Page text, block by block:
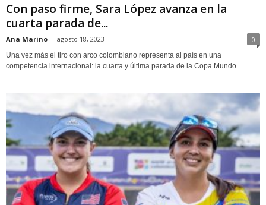
Con paso firme, Sara López avanza en la
cuarta parada de...
Ana Marino - agosto 18, 2023 0
Una vez más el tiro con arco colombiano representa al país en una
competencia internacional: la cuarta y última parada de la Copa Mundo...